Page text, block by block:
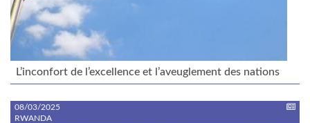
L’inconfort de l’excellence et l’aveuglement des nations
08/03/2025
RWANDA